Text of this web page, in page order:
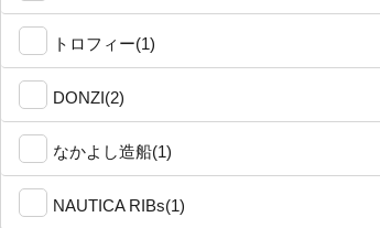
トロフィー(1)
DONZI(2)
なかよし造船(1)
NAUTICA RIBs(1)